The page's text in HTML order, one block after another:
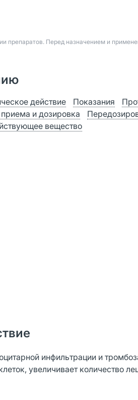
препаратов. Перед назначением и
действие Показания
и дозировка
вещество
инфильтрации и
увеличивает количество